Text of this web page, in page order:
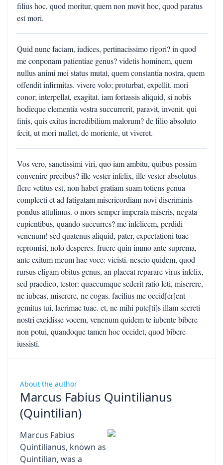
filius hoc, quod moritur, quem non movit hoc, quod paratus
est mori.
Quid nunc faciam, iudices, pertinacissimo rigori? in quod
me conponam patientiae genus? videtis hominem, quem
nullus animi mei status mutat, quem constantia nostra, quem
offendit infirmitas. vivere volo; proturbat, expellit. mori
conor; interpellat, exagitat. iam fortassis aliquid, si nobis
hodieque clementia vestra succurrerit, paravit, invenit. qui
finis, quis exitus incredibilium malorum? de filio absoluto
fecit, ut mori mallet, de moriente, ut viveret.
Vos vero, sanctissimi viri, quo iam ambitu, quibus possim
convenire precibus? ille vester infelix, ille vester absolutus
flere vetitus est, non habet gratiam suam totiens genua
complecti et ad fatigatam misericordiam novi discriminis
pondus attulimus. o mors semper imperata miseris, negata
cupientibus, quando succurres? me infelicem, perdidi
venenum! sed quatenus aliquid, pater, expectationi tuae
repromisi, nolo desperes. fruere quin immo ante suprema,
ante exitum meum hac voce: vicisti. nescio quidem, quod
rursus eligam obitus genus, an placeat reparare virus infelix,
sed praedico, testor: quaecumque sederit ratio leti, miserere,
ne iubeas, miserere, ne cogas. facilius me occid[er]ent
gemitus tui, lacrimae tuae. et, ne mihi pute[ti]s illam secreti
nostri excidisse vocem, venenum quidem te iubente bibere
non potui, quandoque tamen hoc occidet, quod bibere
iussisti.
About the author
Marcus Fabius Quintilianus
(Quintilian)
Marcus Fabius
Quintilianus, known as
Quintilian, was a